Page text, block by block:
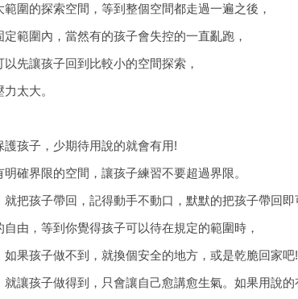
圍的探索空間，等到整個空間都走過一遍之後，
定範圍內，當然有的孩子會失控的一直亂跑，
先讓孩子回到比較小的空間探索，
太大。
護孩子，少期待用說的就會有用!
確界限的空間，讓孩子練習不要超過界限。
就把孩子帶回，記得動手不動口，默默的把孩子帶回即
由，等到你覺得孩子可以待在規定的範圍時，
如果孩子做不到，就換個安全的地方，或是乾脆回家吧!
就讓孩子做得到，只會讓自己愈講愈生氣。如果用說的